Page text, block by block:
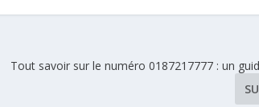
Tout savoir sur le numéro 0187217777 : un